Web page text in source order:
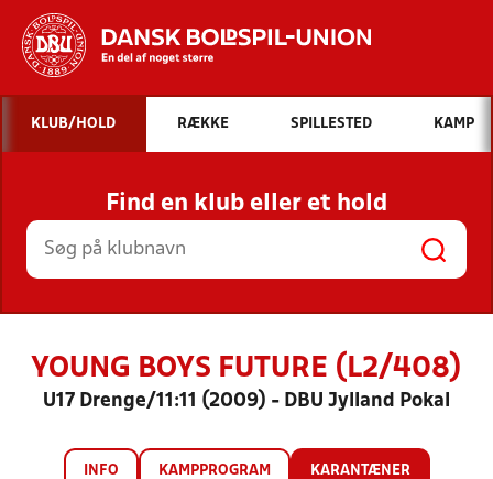
Hvad vil du søge efter?
INDHOLD OG NYHEDER
STILLINGER, RESULTATER, KLUBBER OG
HOLD
KLUB/HOLD RÆKKE SPILLESTED KAMP
Find en klub eller et hold
YOUNG BOYS FUTURE (L2/408)
U17 Drenge/11:11 (2009) - DBU Jylland Pokal
INFO KAMPPROGRAM KARANTÆNER